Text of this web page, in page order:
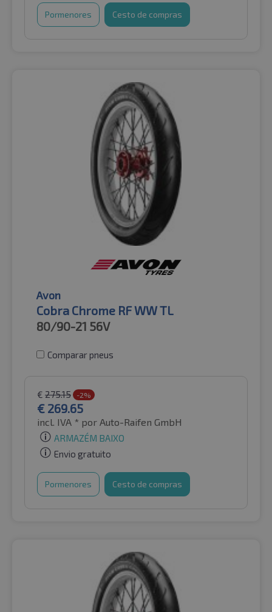
Pormenores Cesto de compras
Avon
Cobra Chrome RF WW TL
80/90-21 56V
Comparar pneus
€ 275.15 -2%
€ 269.65
incl. IVA * por Auto-Raifen GmbH
ARMAZÉM BAIXO
Envio gratuito
Pormenores Cesto de compras